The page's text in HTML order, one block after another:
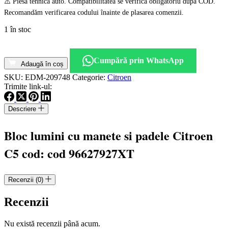
Recomandăm verificarea codului înainte de plasarea comenzii.
1 în stoc
Bloc
lumini
cu
manete
si
padele
Citroen
cod
Adaugă în coș
Cumpără prin WhatsApp
SKU: EDM-209748 Categorie: Citroen
Trimite link-ul:
Descriere
Bloc lumini cu manete si padele Citroen
C5 cod: cod 96627927XT
Recenzii (0)
Recenzii
Nu există recenzii până acum.